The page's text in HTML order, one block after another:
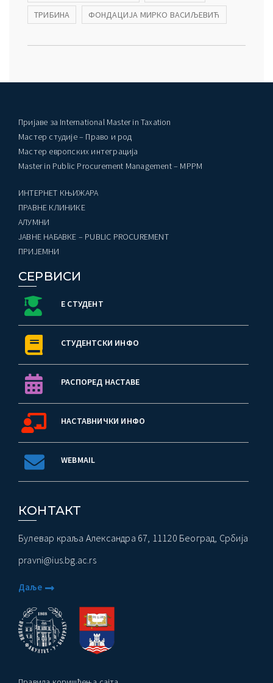
ТРИБИНА
ФОНДАЦИЈА МИРКО ВАСИЉЕВИЋ
Пријаве за International Master in Taxation
Мастер студије – Право и род
Мастер европских интеграција
Master in Public Procurement Management – MPPM
ИНТЕРНЕТ КЊИЖАРА
ПРАВНЕ КЛИНИКЕ
AЛУМНИ
ЈАВНЕ НАБАВКЕ – PUBLIC PROCUREMENT
ПРИЈЕМНИ
СЕРВИСИ
Е СТУДЕНТ
СТУДЕНТСКИ ИНФО
РАСПОРЕД НАСТАВЕ
НАСТАВНИЧКИ ИНФО
WEBMAIL
КОНТАКТ
Булевар краља Александра 67, 11120 Београд, Србија
pravni@ius.bg.ac.rs
Даље
Пословања” – Догађаји